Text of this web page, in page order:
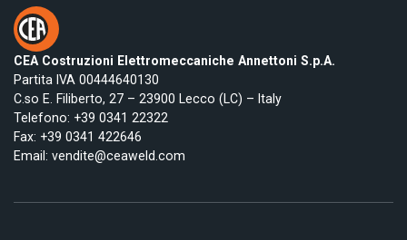
CEA Costruzioni Elettromeccaniche Annettoni S.p.A.
Partita IVA 00444640130
C.so E. Filiberto, 27 – 23900 Lecco (LC) – Italy
Telefono: +39 0341 22322
Fax: +39 0341 422646
Email: vendite@ceaweld.com